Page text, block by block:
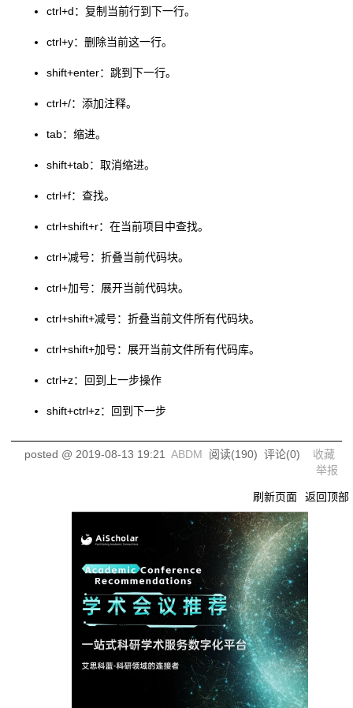
ctrl+d：复制当前行到下一行。
ctrl+y：删除当前这一行。
shift+enter：跳到下一行。
ctrl+/：添加注释。
tab：缩进。
shift+tab：取消缩进。
ctrl+f：查找。
ctrl+shift+r：在当前项目中查找。
ctrl+减号：折叠当前代码块。
ctrl+加号：展开当前代码块。
ctrl+shift+减号：折叠当前文件所有代码块。
ctrl+shift+加号：展开当前文件所有代码库。
ctrl+z：回到上一步操作
shift+ctrl+z：回到下一步
posted @ 2019-08-13 19:21 ABDM 阅读(190) 评论(0) 收藏
举报
刷新页面 返回顶部